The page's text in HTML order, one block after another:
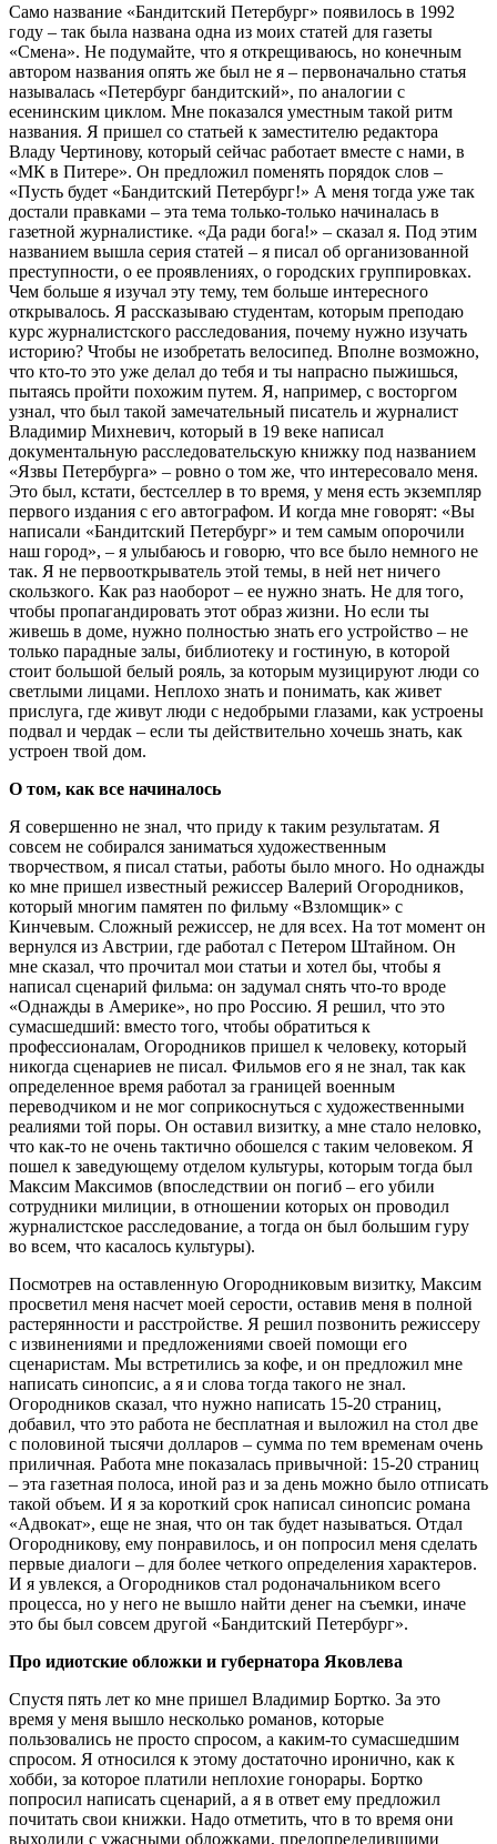
Само название «Бандитский Петербург» появилось в 1992
году – так была названа одна из моих статей для газеты
«Смена». Не подумайте, что я открещиваюсь, но конечным
автором названия опять же был не я – первоначально статья
называлась «Петербург бандитский», по аналогии с
есенинским циклом. Мне показался уместным такой ритм
названия. Я пришел со статьей к заместителю редактора
Владу Чертинову, который сейчас работает вместе с нами, в
«МК в Питере». Он предложил поменять порядок слов –
«Пусть будет «Бандитский Петербург!» А меня тогда уже так
достали правками – эта тема только-только начиналась в
газетной журналистике. «Да ради бога!» – сказал я. Под этим
названием вышла серия статей – я писал об организованной
преступности, о ее проявлениях, о городских группировках.
Чем больше я изучал эту тему, тем больше интересного
открывалось. Я рассказываю студентам, которым преподаю
курс журналистского расследования, почему нужно изучать
историю? Чтобы не изобретать велосипед. Вполне возможно,
что кто-то это уже делал до тебя и ты напрасно пыжишься,
пытаясь пройти похожим путем. Я, например, с восторгом
узнал, что был такой замечательный писатель и журналист
Владимир Михневич, который в 19 веке написал
документальную расследовательскую книжку под названием
«Язвы Петербурга» – ровно о том же, что интересовало меня.
Это был, кстати, бестселлер в то время, у меня есть экземпляр
первого издания с его автографом. И когда мне говорят: «Вы
написали «Бандитский Петербург» и тем самым опорочили
наш город», – я улыбаюсь и говорю, что все было немного не
так. Я не первооткрыватель этой темы, в ней нет ничего
скользкого. Как раз наоборот – ее нужно знать. Не для того,
чтобы пропагандировать этот образ жизни. Но если ты
живешь в доме, нужно полностью знать его устройство – не
только парадные залы, библиотеку и гостиную, в которой
стоит большой белый рояль, за которым музицируют люди со
светлыми лицами. Неплохо знать и понимать, как живет
прислуга, где живут люди с недобрыми глазами, как устроены
подвал и чердак – если ты действительно хочешь знать, как
устроен твой дом.
О том, как все начиналось
Я совершенно не знал, что приду к таким результатам. Я
совсем не собирался заниматься художественным
творчеством, я писал статьи, работы было много. Но однажды
ко мне пришел известный режиссер Валерий Огородников,
который многим памятен по фильму «Взломщик» с
Кинчевым. Сложный режиссер, не для всех. На тот момент он
вернулся из Австрии, где работал с Петером Штайном. Он
мне сказал, что прочитал мои статьи и хотел бы, чтобы я
написал сценарий фильма: он задумал снять что-то вроде
«Однажды в Америке», но про Россию. Я решил, что это
сумасшедший: вместо того, чтобы обратиться к
профессионалам, Огородников пришел к человеку, который
никогда сценариев не писал. Фильмов его я не знал, так как
определенное время работал за границей военным
переводчиком и не мог соприкоснуться с художественными
реалиями той поры. Он оставил визитку, а мне стало неловко,
что как-то не очень тактично обошелся с таким человеком. Я
пошел к заведующему отделом культуры, которым тогда был
Максим Максимов (впоследствии он погиб – его убили
сотрудники милиции, в отношении которых он проводил
журналистское расследование, а тогда он был большим гуру
во всем, что касалось культуры).
Посмотрев на оставленную Огородниковым визитку, Максим
просветил меня насчет моей серости, оставив меня в полной
растерянности и расстройстве. Я решил позвонить режиссеру
с извинениями и предложениями своей помощи его
сценаристам. Мы встретились за кофе, и он предложил мне
написать синопсис, а я и слова тогда такого не знал.
Огородников сказал, что нужно написать 15-20 страниц,
добавил, что это работа не бесплатная и выложил на стол две
с половиной тысячи долларов – сумма по тем временам очень
приличная. Работа мне показалась привычной: 15-20 страниц
– эта газетная полоса, иной раз и за день можно было отписать
такой объем. И я за короткий срок написал синопсис романа
«Адвокат», еще не зная, что он так будет называться. Отдал
Огородникову, ему понравилось, и он попросил меня сделать
первые диалоги – для более четкого определения характеров.
И я увлекся, а Огородников стал родоначальником всего
процесса, но у него не вышло найти денег на съемки, иначе
это бы был совсем другой «Бандитский Петербург».
Про идиотские обложки и губернатора Яковлева
Спустя пять лет ко мне пришел Владимир Бортко. За это
время у меня вышло несколько романов, которые
пользовались не просто спросом, а каким-то сумасшедшим
спросом. Я относился к этому достаточно иронично, как к
хобби, за которое платили неплохие гонорары. Бортко
попросил написать сценарий, а я в ответ ему предложил
почитать свои книжки. Надо отметить, что в то время они
выходили с ужасными обложками, предопределившими